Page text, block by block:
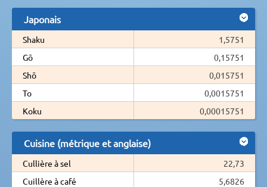
Japonais
Shaku
1,5751
Gō
0,15751
Shō
0,015751
To
0,0015751
Koku
0,00015751
Cuisine (métrique et anglaise)
Cullière à sel
22,73
Cuillère à café
5,6826